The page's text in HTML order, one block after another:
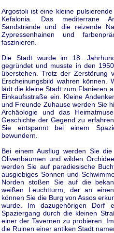
Argostoli ist eine kleine
Kefalonia. Das mediterrane
Sandstrände und die reizende
Zypressenhainen und
faszinieren.
Die Stadt wurde im 18.
gegründet und musste in den
überstehen. Trotz der Zerstörung
Erscheinungsbild wahren können.
lädt die kleine Stadt zum Flanieren
Einkaufsstraße ein. Kleine
und Freunde Zuhause werden Sie
Archäologie und das
Geschichte der Gegend zu
Sie entspannt bei einem
bewundern.
Bei einem Ausflug werden Sie
Olivenbäumen und wilden
werden Sie auf paradiesische
ausgiebiges Sonnen und
Norden stoßen Sie auf die
weißen Leuchtturm, der an
können Sie die Burg von Assos
wurde. Im dazugehörigen Dorf
Spaziergang durch die kleinen
einer der Tavernen zu probieren.
die Ruinen einer antiken Stadt